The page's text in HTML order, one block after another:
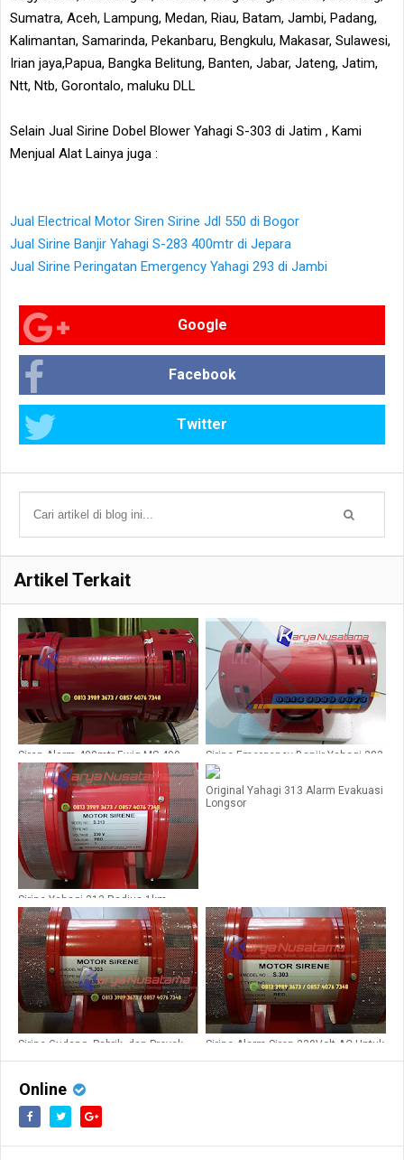
Sumatra, Aceh, Lampung, Medan, Riau, Batam, Jambi, Padang,
Kalimantan, Samarinda, Pekanbaru, Bengkulu, Makasar, Sulawesi,
Irian jaya,Papua, Bangka Belitung, Banten, Jabar, Jateng, Jatim,
Ntt, Ntb, Gorontalo, maluku DLL
Selain Jual Sirine Dobel Blower Yahagi S-303 di Jatim , Kami
Menjual Alat Lainya juga :
Jual Electrical Motor Siren Sirine Jdl 550 di Bogor
Jual Sirine Banjir Yahagi S-283 400mtr di Jepara
Jual Sirine Peringatan Emergency Yahagi 293 di Jambi
Google
Facebook
Twitter
Artikel Terkait
Siren Alarm 400mtr Ewig MS 490
Sirine Emergency Banjir Yahagi 283
220v
Sirine Yahagi 313 Radius 1km
Original Yahagi 313 Alarm Evakuasi
Longsor
Sirine Gudang, Pabrik, dan Proyek
Sirine Alarm Siren 230Volt AC Untuk
Online